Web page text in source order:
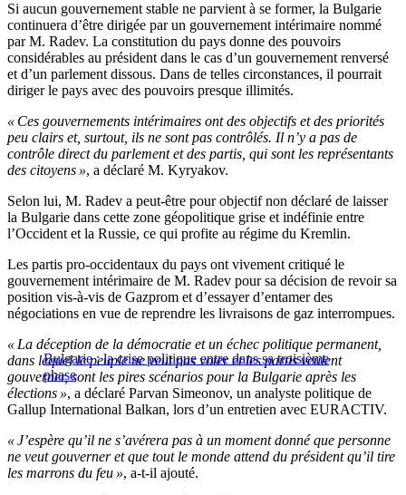
Si aucun gouvernement stable ne parvient à se former, la Bulgarie
continuera d’être dirigée par un gouvernement intérimaire nommé
par M. Radev. La constitution du pays donne des pouvoirs
considérables au président dans le cas d’un gouvernement renversé
et d’un parlement dissous. Dans de telles circonstances, il pourrait
diriger le pays avec des pouvoirs presque illimités.
« Ces gouvernements intérimaires ont des objectifs et des priorités
peu clairs et, surtout, ils ne sont pas contrôlés. Il n’y a pas de
contrôle direct du parlement et des partis, qui sont les représentants
des citoyens », a déclaré M. Kyryakov.
Selon lui, M. Radev a peut-être pour objectif non déclaré de laisser
la Bulgarie dans cette zone géopolitique grise et indéfinie entre
l’Occident et la Russie, ce qui profite au régime du Kremlin.
Les partis pro-occidentaux du pays ont vivement critiqué le
gouvernement intérimaire de M. Radev pour sa décision de revoir sa
position vis-à-vis de Gazprom et d’essayer d’entamer des
négociations en vue de reprendre les livraisons de gaz interrompues.
Bulgarie : la crise politique entre dans sa troisième
phase
« La déception de la démocratie et un échec politique permanent,
dans lequel le peuple ne veut pas voter et les partis veulent
gouverner, sont les pires scénarios pour la Bulgarie après les
élections », a déclaré Parvan Simeonov, un analyste politique de
Gallup International Balkan, lors d’un entretien avec EURACTIV.
« J’espère qu’il ne s’avérera pas à un moment donné que personne
ne veut gouverner et que tout le monde attend du président qu’il tire
les marrons du feu », a-t-il ajouté.